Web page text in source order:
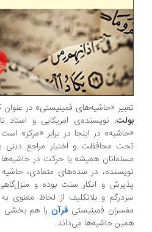
«حاشیه‌های فمینیستی» در عنوان کتاب
، نویسنده‌ی امریکایی و استاد تاریخ
در اینجا در برابر «مرکز» است که
محافظت و اختیار مراجع دینی بوده،
همیشه با حرکت در حاشیه‌ها
در سده‌های متمادی، حاشیه جایی
و انکار سنت بوده و منزل‌گاهی برای
و بلاتکلیف‌ از لحاظ معنوی به
فمینیستیقرآنرا هم بخشی از همین
حاشیه‌ها می‌داند.